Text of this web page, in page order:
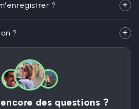
?
?
des questions ?